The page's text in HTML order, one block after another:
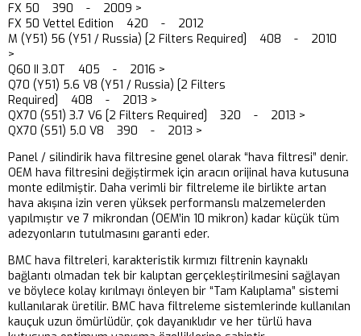
FX 50 390 - 2009 >
FX 50 Vettel Edition 420 - 2012
M (Y51) 56 (Y51 / Russia) [2 Filters Required] 408 - 2010
>
Q60 II 3.0T 405 - 2016 >
Q70 (Y51) 5.6 V8 (Y51 / Russia) [2 Filters
Required] 408 - 2013 >
QX70 (S51) 3.7 V6 [2 Filters Required] 320 - 2013 >
QX70 (S51) 5.0 V8 390 - 2013 >
Panel / silindirik hava filtresine genel olarak “hava filtresi” denir.
OEM hava filtresini değiştirmek için aracın orijinal hava kutusuna
monte edilmiştir. Daha verimli bir filtreleme ile birlikte artan
hava akışına izin veren yüksek performanslı malzemelerden
yapılmıştır ve 7 mikrondan (OEM’in 10 mikron) kadar küçük tüm
adezyonların tutulmasını garanti eder.
BMC hava filtreleri, karakteristik kırmızı filtrenin kaynaklı
bağlantı olmadan tek bir kalıptan gerçekleştirilmesini sağlayan
ve böylece kolay kırılmayı önleyen bir “Tam Kalıplama” sistemi
kullanılarak üretilir. BMC hava filtreleme sistemlerinde kullanılan
kauçuk uzun ömürlüdür, çok dayanıklıdır ve her türlü hava